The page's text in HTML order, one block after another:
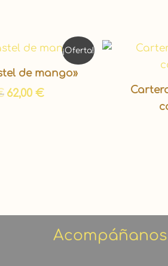
¡Oferta!
de mango»
El
original
era:
65,00 €.
62,00 €
El
precio
es:
62,00 €.